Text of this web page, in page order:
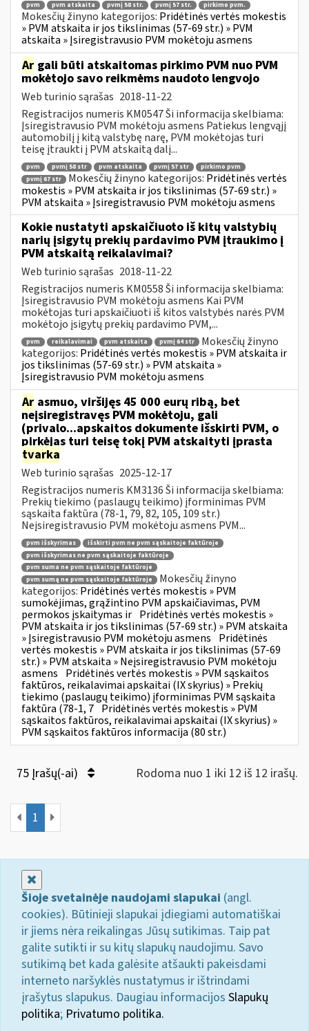
pvm pvm atskaita pvmį 58 str. pvmį 57 str. pirkimo pvm.
Mokesčių žinyno kategorijos: Pridėtinės vertės mokestis
» PVM atskaita ir jos tikslinimas (57-69 str.) » PVM
atskaita » Įsiregistravusio PVM mokėtoju asmens
Ar gali būti atskaitomas pirkimo PVM nuo PVM
mokėtojo savo reikmėms naudoto lengvojo
Web turinio sąrašas 2018-11-22
Registracijos numeris KM0547 Ši informacija skelbiama:
Įsiregistravusio PVM mokėtoju asmens Patiekus lengvąjį
automobilį į kitą valstybę narę, PVM mokėtojas turi
teisę įtraukti į PVM atskaitą dalį...
pvm pvmį 58 str pvm atskaita pvmį 57 str
pirkimo pvm
pvmį 67 str
Mokesčių žinyno kategorijos: Pridėtinės vertės
mokestis » PVM atskaita ir jos tikslinimas (57-69 str.) »
PVM atskaita » Įsiregistravusio PVM mokėtoju asmens
Kokie nustatyti apskaičiuoto iš kitų valstybių
narių įsigytų prekių pardavimo PVM įtraukimo į
PVM atskaitą reikalavimai?
Web turinio sąrašas 2018-11-22
Registracijos numeris KM0558 Ši informacija skelbiama:
Įsiregistravusio PVM mokėtoju asmens Kai PVM
mokėtojas turi apskaičiuoti iš kitos valstybės narės PVM
mokėtojo įsigytų prekių pardavimo PVM,...
pvm reikalavimai pvm atskaita pvmį 64 str
Mokesčių žinyno
kategorijos: Pridėtinės vertės mokestis » PVM atskaita ir
jos tikslinimas (57-69 str.) » PVM atskaita »
Įsiregistravusio PVM mokėtoju asmens
Ar asmuo, viršijęs 45 000 eurų ribą, bet
neįsiregistravęs PVM mokėtoju, gali
(privalo...apskaitos dokumente išskirti PVM, o
pirkėjas turi teisę tokį PVM atskaityti įprasta
tvarka
Web turinio sąrašas 2025-12-17
Registracijos numeris KM3136 Ši informacija skelbiama:
Prekių tiekimo (paslaugų teikimo) įforminimas PVM
sąskaita faktūra (78-1, 79, 82, 105, 109 str.)
Neįsiregistravusio PVM mokėtoju asmens PVM...
pvm išskyrimas
išskirti pvm ne pvm sąskaitoje faktūroje
pvm išskyrimas ne pvm sąskaitoje faktūroje
pvm suma ne pvm sąskaitoje faktūroje
pvm sumą ne pvm sąskaitoje faktūroje
Mokesčių žinyno
kategorijos: Pridėtinės vertės mokestis » PVM
sumokėjimas, grąžintino PVM apskaičiavimas, PVM
permokos įskaitymas ir Pridėtinės vertės mokestis »
PVM atskaita ir jos tikslinimas (57-69 str.) » PVM atskaita
» Įsiregistravusio PVM mokėtoju asmens Pridėtinės
vertės mokestis » PVM atskaita ir jos tikslinimas (57-69
str.) » PVM atskaita » Neįsiregistravusio PVM mokėtoju
asmens Pridėtinės vertės mokestis » PVM sąskaitos
faktūros, reikalavimai apskaitai (IX skyrius) » Prekių
tiekimo (paslaugų teikimo) įforminimas PVM sąskaita
faktūra (78-1, 7 Pridėtinės vertės mokestis » PVM
sąskaitos faktūros, reikalavimai apskaitai (IX skyrius) »
PVM sąskaitos faktūros informacija (80 str.)
75 Įrašų(-ai) Rodoma nuo 1 iki 12 iš 12 irašų.
1
Šioje svetainėje naudojami slapukai (angl.
cookies). Būtinieji slapukai įdiegiami automatiškai
ir jiems nėra reikalingas Jūsų sutikimas. Taip pat
galite sutikti ir su kitų slapukų naudojimu. Savo
sutikimą bet kada galėsite atšaukti pakeisdami
interneto naršyklės nustatymus ir ištrindami
įrašytus slapukus. Daugiau informacijos Slapukų
politika; Privatumo politika.